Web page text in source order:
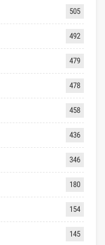
505
492
479
478
458
436
346
180
154
145